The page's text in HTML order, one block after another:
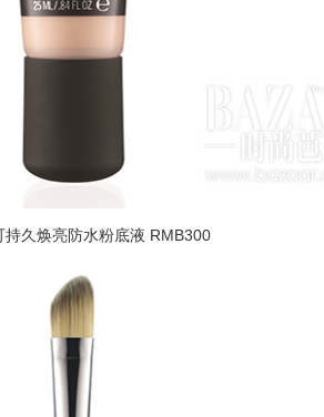
持久焕亮防水粉底液 RMB300